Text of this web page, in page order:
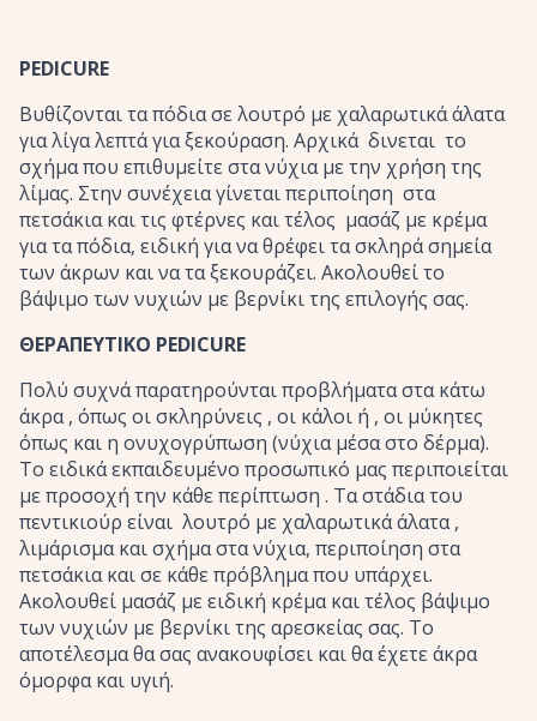
PEDICURE
Βυθίζονται τα πόδια σε λουτρό με χαλαρωτικά άλατα
για λίγα λεπτά για ξεκούραση. Αρχικά δινεται το
σχήμα που επιθυμείτε στα νύχια με την χρήση της
λίμας. Στην συνέχεια γίνεται περιποίηση στα
πετσάκια και τις φτέρνες και τέλος μασάζ με κρέμα
για τα πόδια, ειδική για να θρέφει τα σκληρά σημεία
των άκρων και να τα ξεκουράζει. Ακολουθεί το
βάψιμο των νυχιών με βερνίκι της επιλογής σας.
ΘΕΡΑΠΕΥΤΙΚΟ PEDICURE
Πολύ συχνά παρατηρούνται προβλήματα στα κάτω
άκρα , όπως οι σκληρύνεις , οι κάλοι ή , οι μύκητες
όπως και η ονυχογρύπωση (νύχια μέσα στο δέρμα).
Το ειδικά εκπαιδευμένο προσωπικό μας περιποιείται
με προσοχή την κάθε περίπτωση . Τα στάδια του
πεντικιούρ είναι λουτρό με χαλαρωτικά άλατα ,
λιμάρισμα και σχήμα στα νύχια, περιποίηση στα
πετσάκια και σε κάθε πρόβλημα που υπάρχει.
Ακολουθεί μασάζ με ειδική κρέμα και τέλος βάψιμο
των νυχιών με βερνίκι της αρεσκείας σας. Το
αποτέλεσμα θα σας ανακουφίσει και θα έχετε άκρα
όμορφα και υγιή.